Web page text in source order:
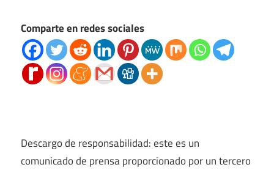
Comparte en redes sociales
Descargo de responsabilidad: este es un
comunicado de prensa proporcionado por un tercero